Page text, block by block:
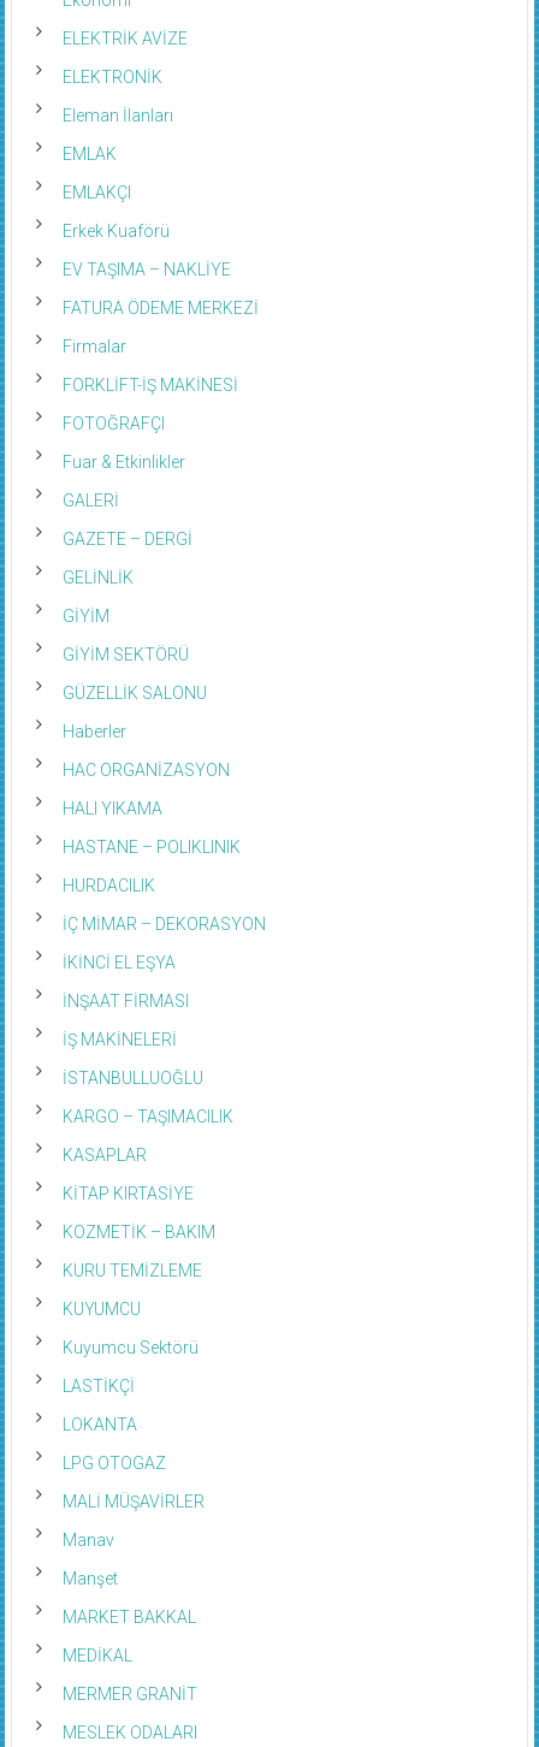
ELEKTRİK AVİZE
ELEKTRONİK
Eleman İlanları
EMLAK
EMLAKÇI
Erkek Kuaförü
EV TAŞIMA – NAKLİYE
FATURA ÖDEME MERKEZİ
Firmalar
FORKLİFT-İŞ MAKİNESİ
FOTOĞRAFÇI
Fuar & Etkinlikler
GALERİ
GAZETE – DERGİ
GELİNLİK
GİYİM
GİYİM SEKTÖRÜ
GÜZELLİK SALONU
Haberler
HAC ORGANİZASYON
HALI YIKAMA
HASTANE – POLIKLINIK
HURDACILIK
İÇ MİMAR – DEKORASYON
İKİNCİ EL EŞYA
İNŞAAT FİRMASI
İŞ MAKİNELERİ
İSTANBULLUOĞLU
KARGO – TAŞIMACILIK
KASAPLAR
KİTAP KIRTASİYE
KOZMETİK – BAKIM
KURU TEMİZLEME
KUYUMCU
Kuyumcu Sektörü
LASTİKÇİ
LOKANTA
LPG OTOGAZ
MALİ MÜŞAVİRLER
Manav
Manşet
MARKET BAKKAL
MEDİKAL
MERMER GRANİT
MESLEK ODALARI